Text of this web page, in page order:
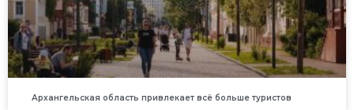
Архангельская область привлекает всё больше туристов